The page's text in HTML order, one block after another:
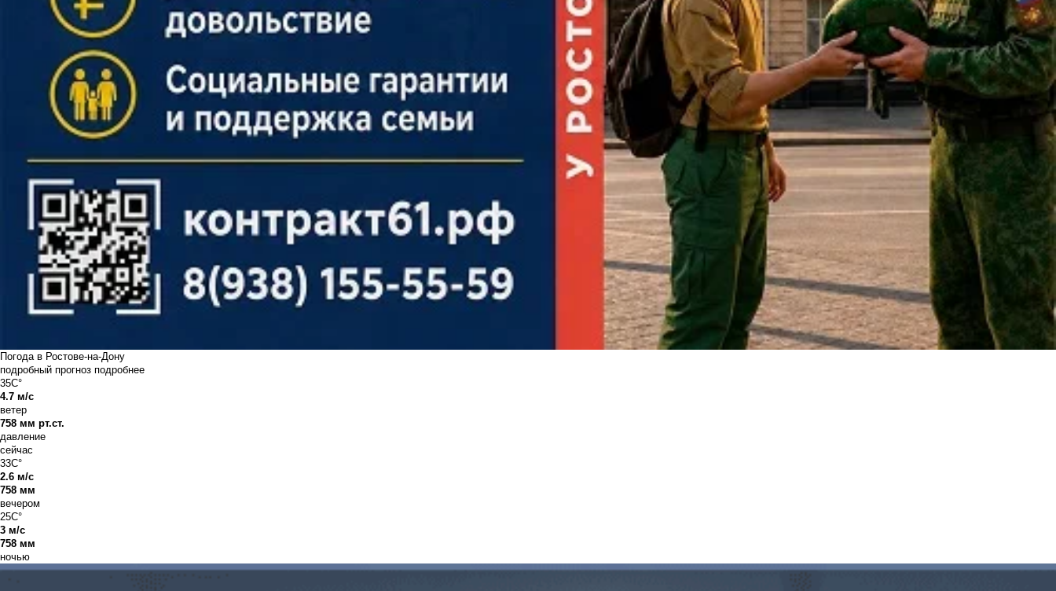
Погода в Ростове-на-Дону
подробный прогноз подробнее
35C°
4.7 м/с
ветер
758 мм рт.ст.
давление
сейчас
33C°
2.6 м/с
758 мм
вечером
25C°
3 м/с
758 мм
ночью